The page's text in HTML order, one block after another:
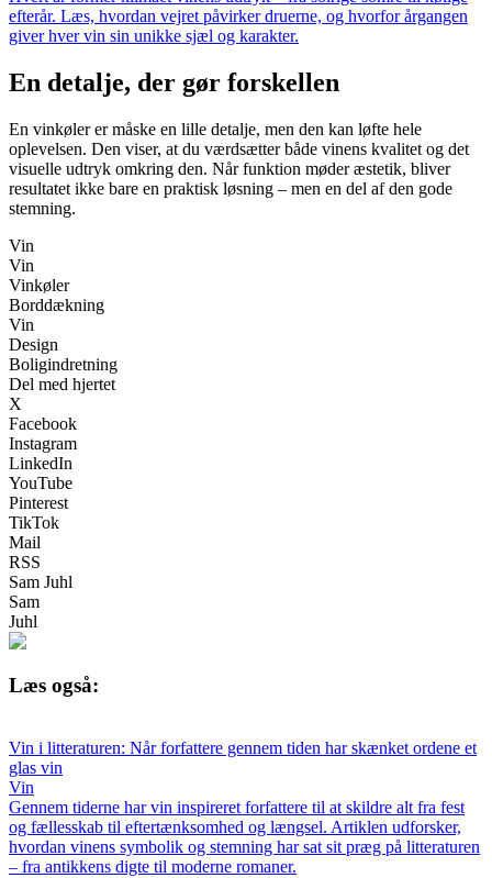
efterår. Læs, hvordan vejret påvirker druerne, og hvorfor årgangen
giver hver vin sin unikke sjæl og karakter.
En detalje, der gør forskellen
En vinkøler er måske en lille detalje, men den kan løfte hele
oplevelsen. Den viser, at du værdsætter både vinens kvalitet og det
visuelle udtryk omkring den. Når funktion møder æstetik, bliver
resultatet ikke bare en praktisk løsning – men en del af den gode
stemning.
Vin
Vin
Vinkøler
Borddækning
Vin
Design
Boligindretning
Del med hjertet
X
Facebook
Instagram
LinkedIn
YouTube
Pinterest
TikTok
Mail
RSS
Sam Juhl
Sam
Juhl
Læs også:
Vin i litteraturen: Når forfattere gennem tiden har skænket ordene et
glas vin
Vin
Gennem tiderne har vin inspireret forfattere til at skildre alt fra fest
og fællesskab til eftertænksomhed og længsel. Artiklen udforsker,
hvordan vinens symbolik og stemning har sat sit præg på litteraturen
– fra antikkens digte til moderne romaner.